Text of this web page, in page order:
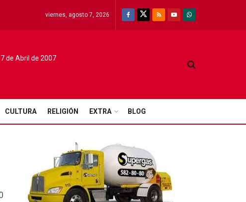
viernes, agosto 7, 2026
de Abril de 2007
CULTURA RELIGIÓN EXTRA BLOG